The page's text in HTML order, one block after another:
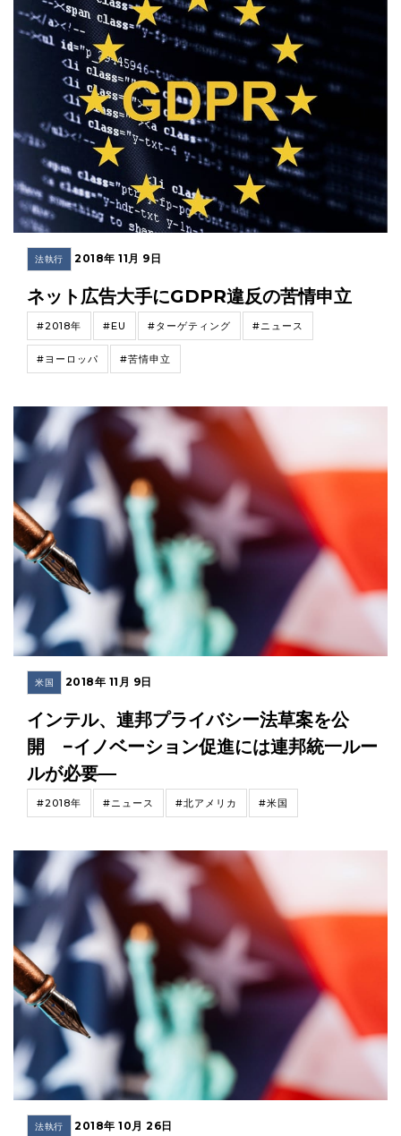
法執行 2018年 11月 9日
ネット広告大手にGDPR違反の苦情申立
#2018年 #EU #ターゲティング #ニュース
#ヨーロッパ #苦情申立
米国 2018年 11月 9日
インテル、連邦プライバシー法草案を公
開 −イノベーション促進には連邦統一ルー
ルが必要—
#2018年 #ニュース #北アメリカ #米国
法執行 2018年 10月 26日